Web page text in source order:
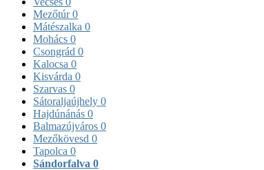
Mezőtúr0
Mátészalka 0
Mohács 0
Csongrád 0
Kalocsa 0
Kisvárda 0
Szarvas 0
Sátoraljaújhely 0
Hajdúnánás 0
Balmazújváros 0
Mezőkövesd 0
Tapolca 0
Sándorfalva 0